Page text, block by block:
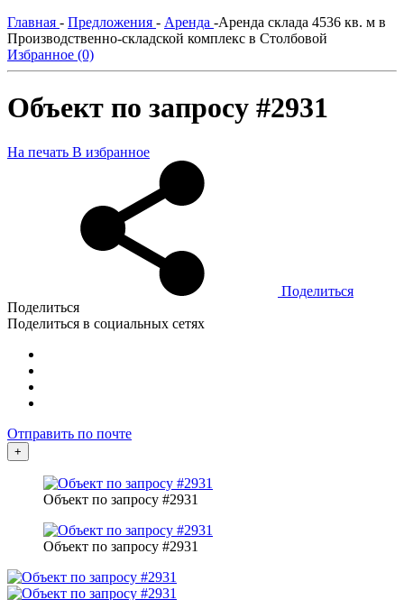
Главная - Предложения - Аренда -Аренда склада 4536 кв. м в
Производственно-складской комплекс в Столбовой
Избранное (0)
Объект по запросу #2931
На печать В избранное
Поделиться
Поделиться
Поделиться в социальных сетях
Отправить по почте
+
Объект по запросу #2931
Объект по запросу #2931